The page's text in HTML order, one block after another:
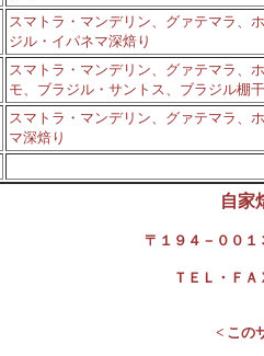
スマトラ・マンデリン、グァテマラ、
ジル・イパネマ深焙り
スマトラ・マンデリン、グァテマラ、
モ、ブラジル・サントス、ブラジル棚
スマトラ・マンデリン、グァテマラ、
マ深焙り
自家
〒１９４－００１
ＴＥＬ・Ｆ
< この